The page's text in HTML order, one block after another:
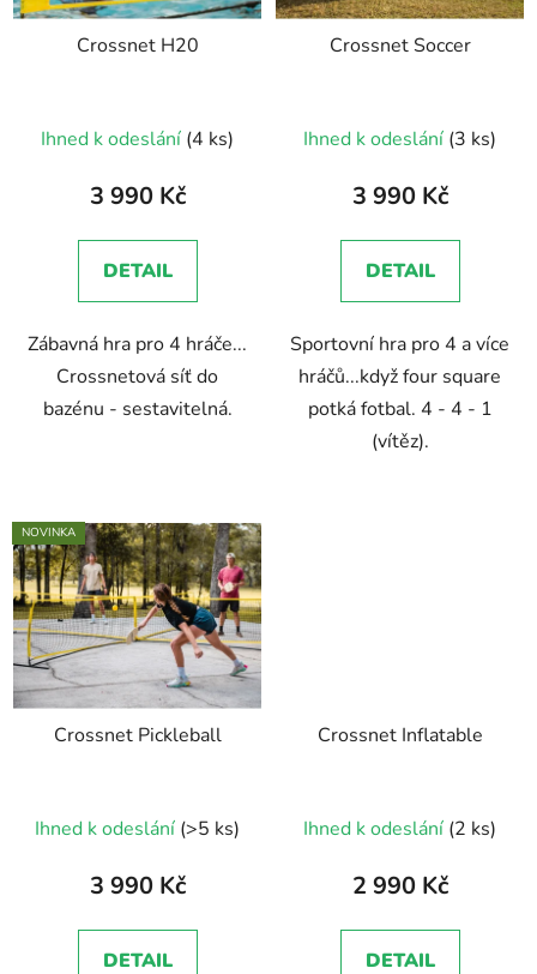
Crossnet H20
Ihned k odeslání (4 ks)
3 990 Kč
DETAIL
Zábavná hra pro 4 hráče...
Crossnetová síť do
bazénu - sestavitelná.
Crossnet Soccer
Ihned k odeslání (3 ks)
3 990 Kč
DETAIL
Sportovní hra pro 4 a více
hráčů...když four square
potká fotbal. 4 - 4 - 1
(vítěz).
NOVINKA
Crossnet Pickleball
hodnocení
produktu
5,0
Ihned k odeslání (>5 ks)
3 990 Kč
DETAIL
Crossnet Inflatable
Ihned k odeslání (2 ks)
2 990 Kč
DETAIL